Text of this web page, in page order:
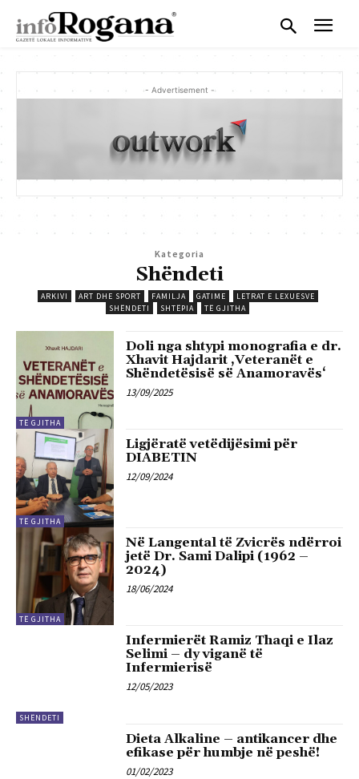
- Advertisement -
Kategoria
Shëndeti
ARKIVI ART DHE SPORT FAMILJA GATIME
LETRAT E LEXUESVE
SHËNDETI
SHTËPIA TË GJITHA
TË GJITHA
Doli nga shtypi monografia e dr.
Xhavit Hajdarit ‚Veteranët e
Shëndetësisë së Anamoravës‘
13/09/2025
TË GJITHA
Ligjëratë vetëdijësimi për
DIABETIN
12/09/2024
TË GJITHA
Në Langental të Zvicrës ndërroi
jetë Dr. Sami Dalipi (1962 –
2024)
18/06/2024
SHËNDETI
Infermierët Ramiz Thaqi e Ilaz
Selimi – dy viganë të
Infermierisë
12/05/2023
Dieta Alkaline – antikancer dhe
efikase për humbje në peshë!
01/02/2023